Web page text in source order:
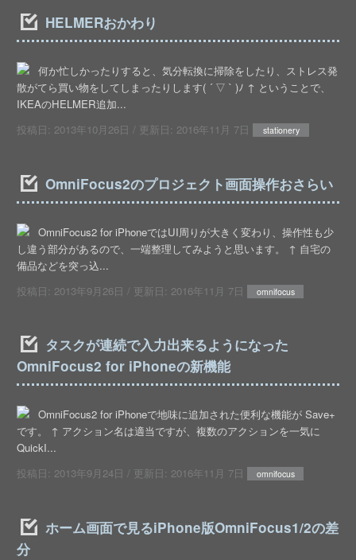
HELMERおかわり
何か忙しかったりすると、気分転換に掃除をしたり、ストレス発
散がてら買い物をしてしまったりします( ´ ▽ ` )ﾉ ↑ ということで、
IKEAのHELMER追加...
投稿日: 2013年10月26日 / 更新日: 2016年11月 7日 stationery
OmniFocus2のプロジェクト画面操作おさらい
OmniFocus2 for iPhoneではUI周りが大きく変わり、操作性も少
し違う部分があるので、一端整理してみようと思います。 ↑ 自宅の
備品などを突っ込...
投稿日: 2013年9月26日 / 更新日: 2016年11月 7日 omnifocus
タスクが連続で入力出来るようになった
OmniFocus2 for iPhoneの新機能
OmniFocus2 for iPhoneで地味に追加された便利な機能が Save+
です。 ↑ アクション名は適当ですが、複数のアクションを一気に
QuickI...
投稿日: 2013年9月24日 / 更新日: 2016年11月 7日 omnifocus
ホーム画面で見るiPhone版OmniFocus1/2の差
分